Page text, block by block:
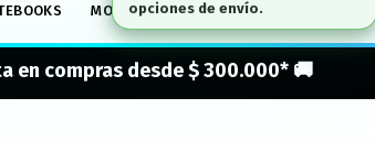
MONITORES MARCAS
en compras desde $ 300.000* 🚚